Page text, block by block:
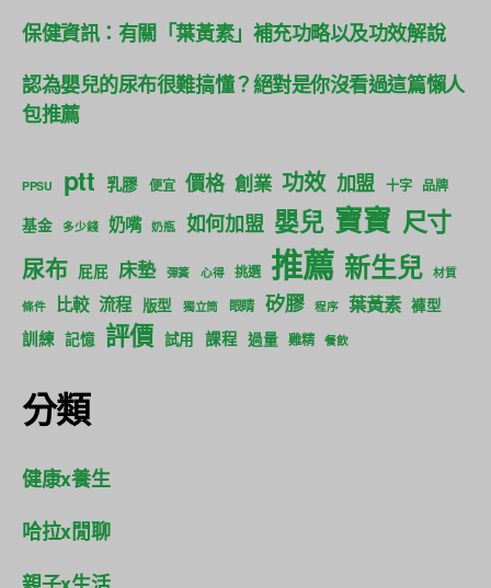
保健資訊：有關「葉黃素」補充功略以及功效解說
認為嬰兒的尿布很難搞懂？絕對是你沒看過這篇懶人
包推薦
PPSU ptt 乳膠 便宜 價格 創業 功效 加盟 十字 品牌
基金 多少錢 奶嘴 奶瓶 如何加盟 嬰兒 寶寶 尺寸
尿布 屁屁 床墊 彈簧 心得 挑選 推薦 新生兒 材質
條件 比較 流程 版型 獨立筒 眼睛 矽膠 程序 葉黃素 褲型
訓練 記憶 評價 試用 課程 過量 雞精 餐飲
分類
健康x養生
哈拉x閒聊